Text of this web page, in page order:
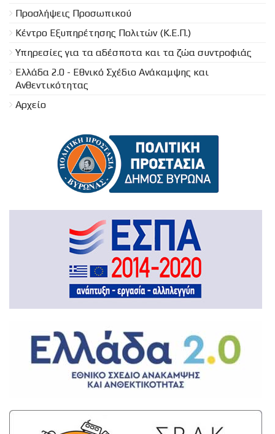
Προσλήψεις Προσωπικού
Κέντρο Εξυπηρέτησης Πολιτών (Κ.Ε.Π.)
Υπηρεσίες για τα αδέσποτα και τα ζώα συντροφιάς
Ελλάδα 2.0 - Εθνικό Σχέδιο Ανάκαμψης και
Ανθεντικότητας
Αρχείο